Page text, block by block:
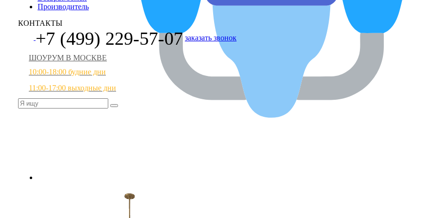
Производитель
КОНТАКТЫ
+7 (499) 229-57-07 заказать звонок
ШОУРУМ В МОСКВЕ
10:00-18:00 будние дни
11:00-17:00 выходные дни